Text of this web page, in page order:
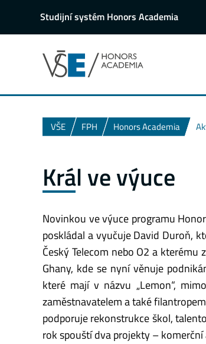
Studijní systém Honors Academia
VŠE FPH Honors Academia
Král ve výuce
Novinkou ve výuce programu
poskládal a vyučuje David Duroň,
Český Telecom nebo O2 a
Ghany, kde se nyní věnuje
které mají v názvu „Lemon“,
zaměstnavatelem a také
podporuje rekonstrukce škol,
rok spouští dva projekty –